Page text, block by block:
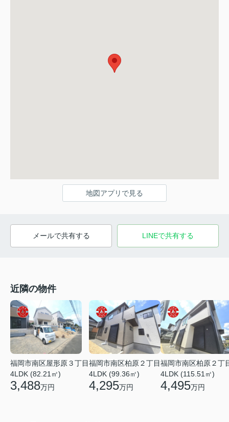
地図アプリで見る
メールで共有する LINEで共有する
近隣の物件
福岡市南区屋形原３丁目
4LDK (82.21㎡)
3,488万円
福岡市南区柏原２丁目
4LDK (99.36㎡)
4,295万円
福岡市南区柏原２丁
4LDK (115.51㎡)
4,495万円